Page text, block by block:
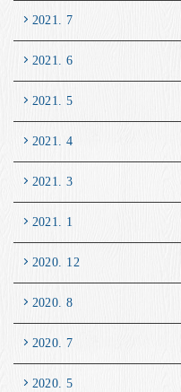
2021. 7
2021. 6
2021. 5
2021. 4
2021. 3
2021. 1
2020. 12
2020. 8
2020. 7
2020. 5